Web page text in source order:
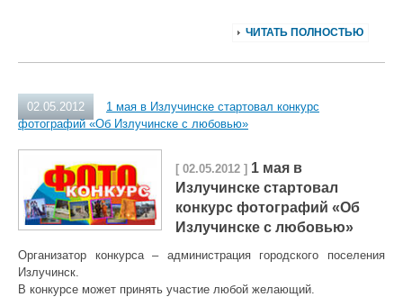
ЧИТАТЬ ПОЛНОСТЬЮ
02.05.2012
1 мая в Излучинске стартовал конкурс
фотографий «Об Излучинске с любовью»
[ 02.05.2012 ] 1 мая в
Излучинске стартовал
конкурс фотографий «Об
Излучинске с любовью»
Организатор конкурса – администрация городского поселения
Излучинск.
В конкурсе может принять участие любой желающий.